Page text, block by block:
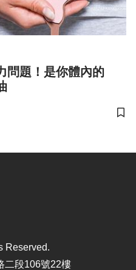
問題！是你體內的
儲
Reserved.
二段106號22樓